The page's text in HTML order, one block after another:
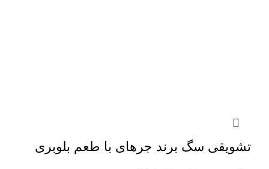
تشویقی سگ برند جرهای با طعم بلوبری